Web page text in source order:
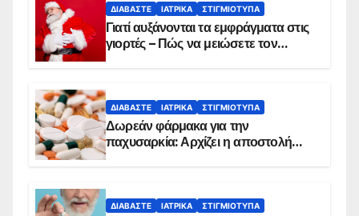
ΔΙΑΒΆΣΤΕ ΙΑΤΡΙΚΆ ΣΤΙΓΜΙΌΤΥΠΑ
Γιατί αυξάνονται τα εμφράγματα στις
γιορτές – Πώς να μειώσετε τον
ΔΙΑΒΆΣΤΕ ΙΑΤΡΙΚΆ ΣΤΙΓΜΙΌΤΥΠΑ
Δωρεάν φάρμακα για την
παχυσαρκία: Αρχίζει η αποστολή
ΔΙΑΒΆΣΤΕ ΙΑΤΡΙΚΆ ΣΤΙΓΜΙΌΤΥΠΑ